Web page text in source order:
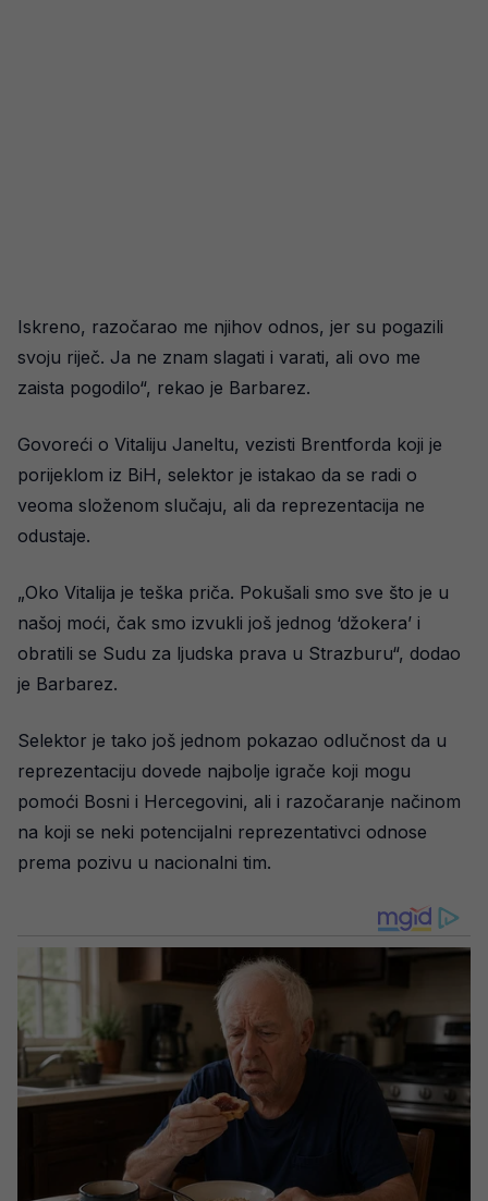
Iskreno, razočarao me njihov odnos, jer su pogazili
svoju riječ. Ja ne znam slagati i varati, ali ovo me
zaista pogodilo“, rekao je Barbarez.
Govoreći o Vitaliju Janeltu, vezisti Brentforda koji je
porijeklom iz BiH, selektor je istakao da se radi o
veoma složenom slučaju, ali da reprezentacija ne
odustaje.
„Oko Vitalija je teška priča. Pokušali smo sve što je u
našoj moći, čak smo izvukli još jednog ‘džokera’ i
obratili se Sudu za ljudska prava u Strazburu“, dodao
je Barbarez.
Selektor je tako još jednom pokazao odlučnost da u
reprezentaciju dovede najbolje igrače koji mogu
pomoći Bosni i Hercegovini, ali i razočaranje načinom
na koji se neki potencijalni reprezentativci odnose
prema pozivu u nacionalni tim.